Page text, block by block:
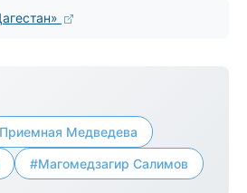
Медведева
#Магомедзагир Салимов